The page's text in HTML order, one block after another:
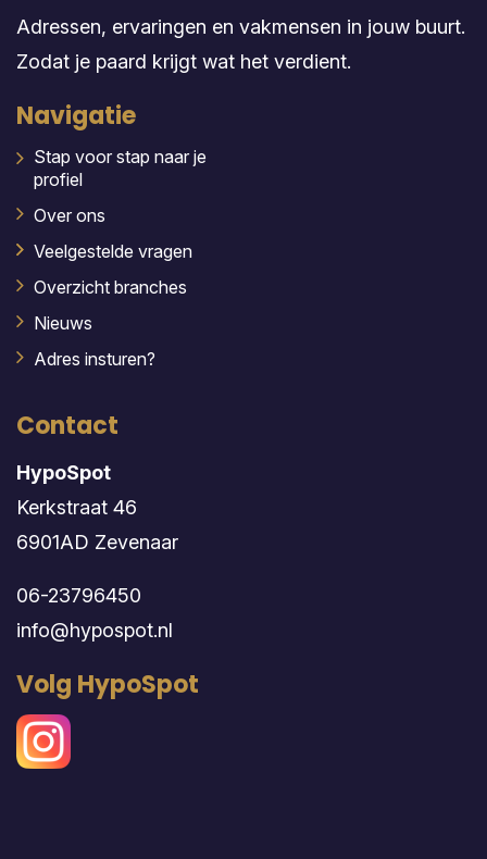
Adressen, ervaringen en vakmensen in jouw buurt.
Zodat je paard krijgt wat het verdient.
Navigatie
Stap voor stap naar je
profiel
Over ons
Veelgestelde vragen
Overzicht branches
Nieuws
Adres insturen?
Contact
HypoSpot
Kerkstraat 46
6901AD Zevenaar
06-23796450
info@hypospot.nl
Volg HypoSpot